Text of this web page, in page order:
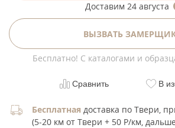
Доставим 24 августа
ВЫЗВАТЬ
Бесплатно! С каталогами и
Сравнить В
Бесплатная доставка по Твери,
(5-20 км от Твери + 50 Р/км,